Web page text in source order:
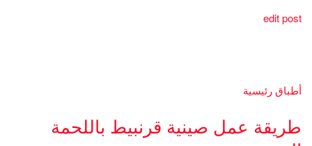
edit post
أطباق رئيسية
طريقة عمل صينية قرنبيط باللحمة